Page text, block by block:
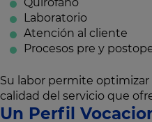
Laboratorio
Atención al cliente
Procesos pre y
Su labor permite
calidad del servicio que
Un Perfil